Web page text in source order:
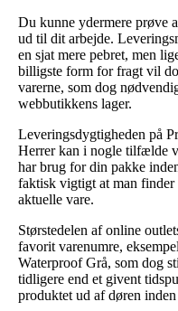
Du kunne ydermere prøve
ud til dit arbejde.
en sjat mere pebret, men
billigste form for fragt vil
varerne, som dog
webbutikkens lager.
Leveringsdygtigheden på
Herrer kan i nogle tilfælde
har brug for din pakke
faktisk vigtigt at man finder
aktuelle vare.
Størstedelen af online
favorit varenumre,
Waterproof Grå, som dog
tidligere end et givent
produktet ud af døren